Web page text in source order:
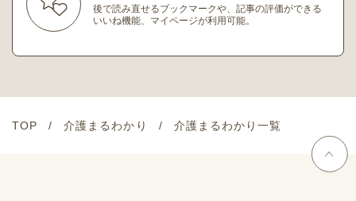
後で読み直せるブックマークや、記事の評価ができる
いいね機能、マイページが利用可能。
TOP 介護まるわかり 介護まるわかり一覧